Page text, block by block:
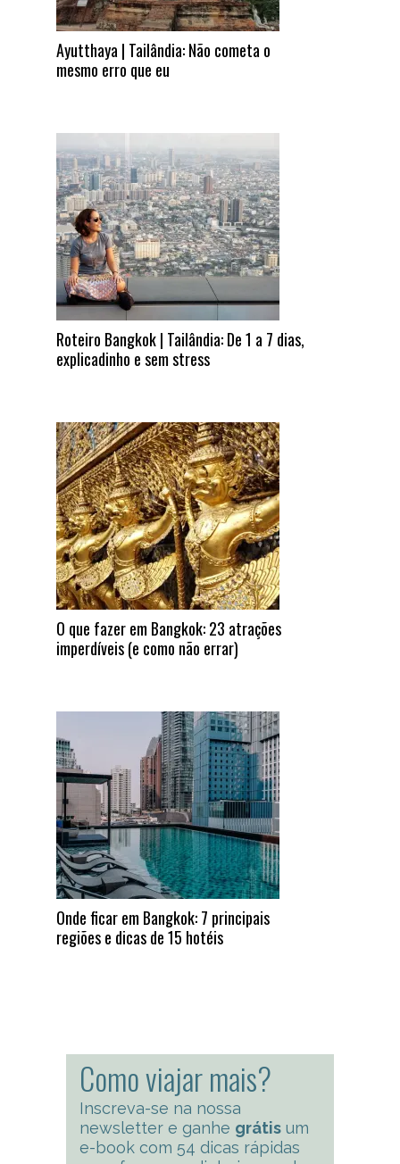
Ayutthaya | Tailândia: Não cometa o
mesmo erro que eu
Roteiro Bangkok | Tailândia: De 1 a 7 dias,
explicadinho e sem stress
O que fazer em Bangkok: 23 atrações
imperdíveis (e como não errar)
Onde ficar em Bangkok: 7 principais
regiões e dicas de 15 hotéis
Como viajar mais?
Inscreva-se na nossa
newsletter e ganhe grátis um
e-book com 54 dicas rápidas